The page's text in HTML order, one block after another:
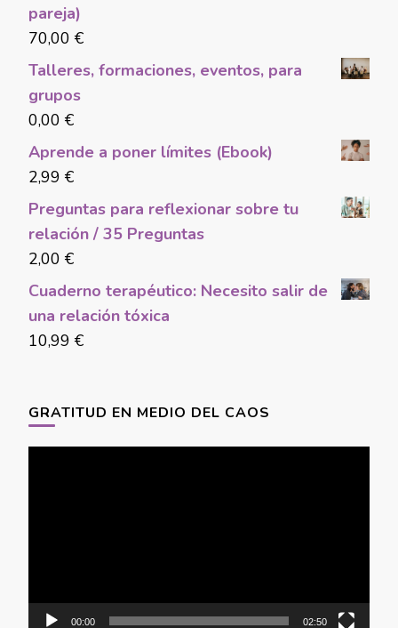
pareja)
70,00 €
Talleres, formaciones, eventos, para
grupos
0,00 €
Aprende a poner límites (Ebook)
2,99 €
Preguntas para reflexionar sobre tu
relación / 35 Preguntas
2,00 €
Cuaderno terapéutico: Necesito salir de
una relación tóxica
10,99 €
GRATITUD EN MEDIO DEL CAOS
00:00 02:50